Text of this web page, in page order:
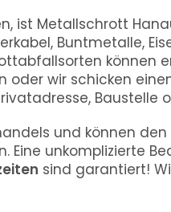
ist Metallschrott
Buntmetalle,
können
wir schicken
Baustelle
und können den
Eine unkomplizierte
sind garantiert!